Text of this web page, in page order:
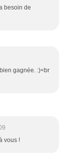
besoin de
gagnée. :)<br
vous !